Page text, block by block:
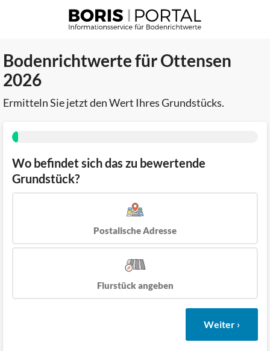
Bodenrichtwerte für Ottensen
2026
Ermitteln Sie jetzt den Wert Ihres Grundstücks.
Wo befindet sich das zu bewertende
Grundstück?
Postalische Adresse
Flurstück angeben
Weiter ›